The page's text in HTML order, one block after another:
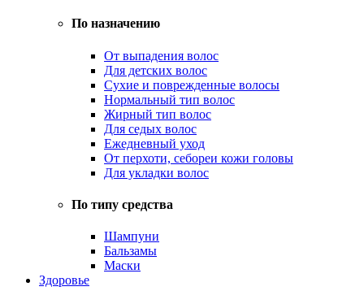
По назначению
От выпадения волос
Для детских волос
Сухие и поврежденные волосы
Нормальный тип волос
Жирный тип волос
Для седых волос
Ежедневный уход
От перхоти, себореи кожи головы
Для укладки волос
По типу средства
Шампуни
Бальзамы
Маски
Здоровье